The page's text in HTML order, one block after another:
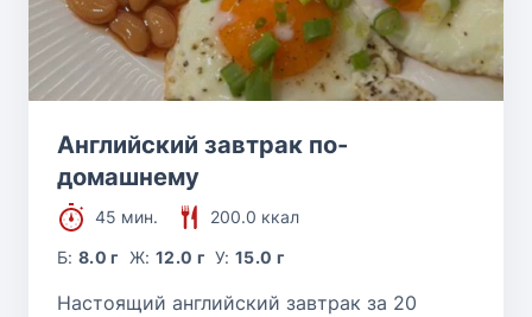
Английский завтрак по-
домашнему
45 мин.
200.0 ккал
Б:8.0 г Ж: 12.0 г У:15.0 г
Настоящий английский завтрак за 20